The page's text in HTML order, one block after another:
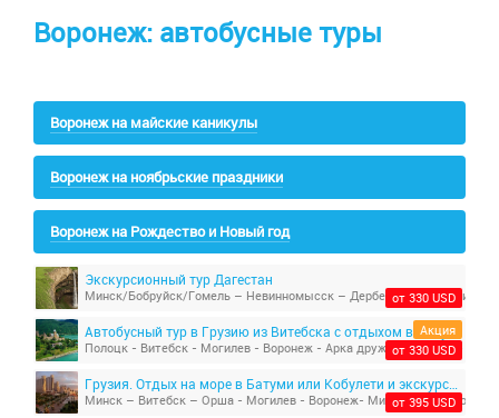
Воронеж: автобусные туры
Воронеж на майские каникулы
Воронеж на ноябрьские праздники
Воронеж на Рождество и Новый год
Экскурсионный тур Дагестан
от 330 USD
Автобусный тур в Грузию из Витебска с отдыхом в Кобулети
от 330 USD
Акция
от 395 USD